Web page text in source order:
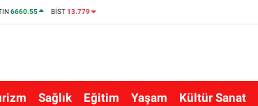
6660.55 BİST13.779
Sağlık Eğitim Yaşam Kültür Sanat